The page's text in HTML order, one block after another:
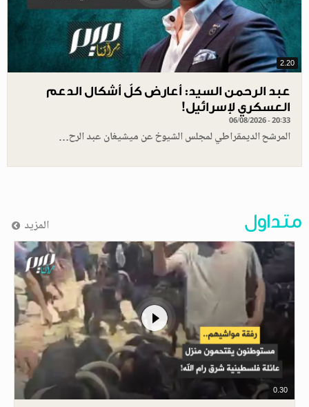
2.20
عبد الرحمن السيد: أعارض كلّ أشكال الدعم
العسكري لإسرائيل!
06/08/2026 - 20:33
المرشح الديمقراطي لمجلس الشيوخ عن ميشيغان عبد الرح…
متداول المزيد
0.30